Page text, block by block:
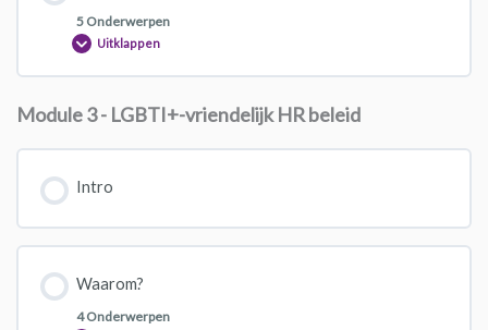
5 Onderwerpen
Uitklappen
Module 3 - LGBTI+-vriendelijk HR beleid
Intro
Waarom?
4 Onderwerpen